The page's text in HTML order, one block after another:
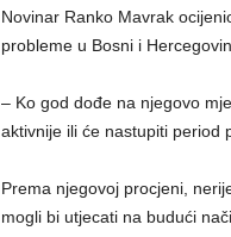
Novinar Ranko Mavrak
probleme u Bosni i
– Ko god dođe na njegovo
aktivnije ili će nastupiti period
Prema njegovoj procjeni,
mogli bi utjecati na budući